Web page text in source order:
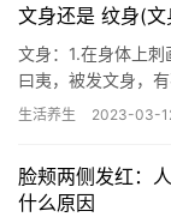
文身还是 纹身(
文身：1.在身体上
曰夷，被发文身，
身，臝以为饰。” 《
生活养生 2023-03-
脸颊两侧发红：
什么原因